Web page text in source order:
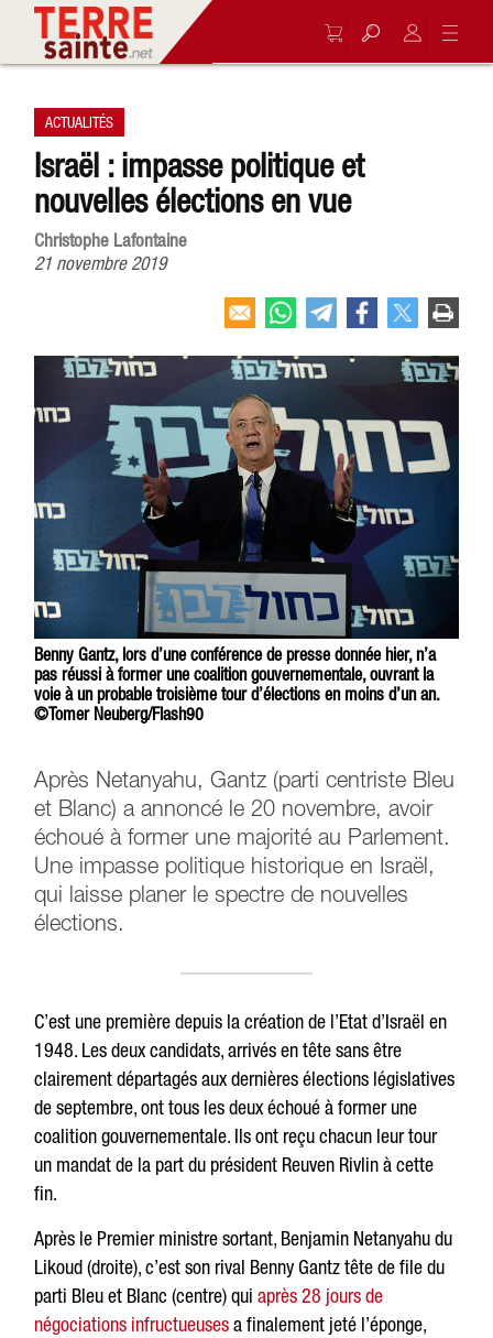
ACTUALITÉS
Israël : impasse politique et
nouvelles élections en vue
Christophe Lafontaine
21 novembre 2019
Benny Gantz, lors d’une conférence de presse donnée hier, n’a
pas réussi à former une coalition gouvernementale, ouvrant la
voie à un probable troisième tour d’élections en moins d’un an.
©Tomer Neuberg/Flash90
Après Netanyahu, Gantz (parti centriste Bleu
et Blanc) a annoncé le 20 novembre, avoir
échoué à former une majorité au Parlement.
Une impasse politique historique en Israël,
qui laisse planer le spectre de nouvelles
élections.
C’est une première depuis la création de l’Etat d’Israël en
1948. Les deux candidats, arrivés en tête sans être
clairement départagés aux dernières élections législatives
de septembre, ont tous les deux échoué à former une
coalition gouvernementale. Ils ont reçu chacun leur tour
un mandat de la part du président Reuven Rivlin à cette
fin.
Après le Premier ministre sortant, Benjamin Netanyahu du
Likoud (droite), c’est son rival Benny Gantz tête de file du
parti Bleu et Blanc (centre) quiaprès 28 jours de
négociations infructueusesa finalement jeté l’éponge,